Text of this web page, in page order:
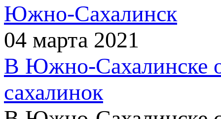
Южно-Сахалинск
04 марта 2021
В Южно-Сахалинске
сахалинок